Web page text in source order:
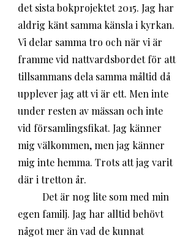
det sista bokprojektet 2015. Jag har
aldrig känt samma känsla i kyrkan.
Vi delar samma tro och när vi är
framme vid nattvardsbordet för att
tillsammans dela samma måltid då
upplever jag att vi är ett. Men inte
under resten av mässan och inte
vid församlingsfikat. Jag känner
mig välkommen, men jag känner
mig inte hemma. Trots att jag varit
där i tretton år.
egen familj. Jag har alltid behövt
något mer än vad de kunnat